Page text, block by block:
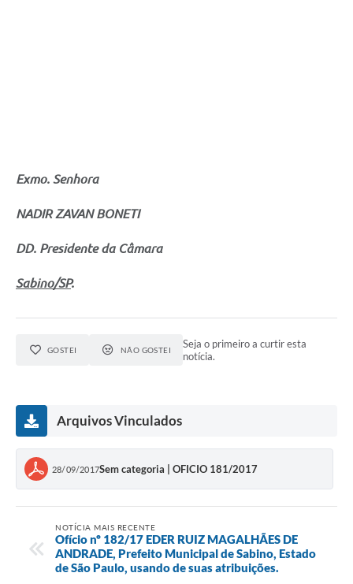
Exmo. Senhora
NADIR ZAVAN BONETI
DD. Presidente da Câmara
Sabino/SP.
GOSTEI NÃO GOSTEI
Seja o primeiro a curtir esta
notícia.
Arquivos Vinculados
28/09/2017Sem categoria | OFICIO 181/2017
NOTÍCIA MAIS RECENTE
Ofício nº 182/17 EDER RUIZ MAGALHÃES DE
ANDRADE, Prefeito Municipal de Sabino, Estado
de São Paulo, usando de suas atribuições.